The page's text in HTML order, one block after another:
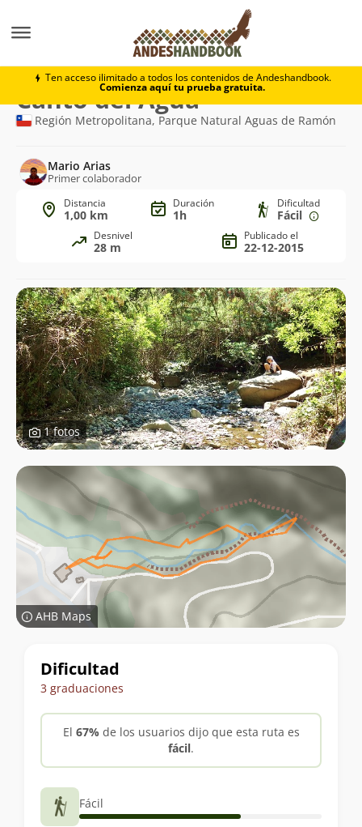
Ten acceso ilimitado a todos los contenidos de Andeshandbook.
Comienza aquí tu prueba gratuita.
Canto del Agua
Ruta
de
trekking
Canto del Agua
Región Metropolitana, Parque Natural Aguas de Ramón
Mario Arias
Primer colaborador
Distancia
1,00 km
Duración
1h
Dificultad
Fácil
Desnivel
28 m
Publicado el
22-12-2015
1 fotos
AHB Maps
Datos
del
trekking
Dificultad
3 graduaciones
El 67% de los usuarios dijo que esta ruta es
fácil.
Fácil